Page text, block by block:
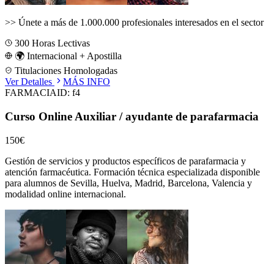
>> Únete a más de 1.000.000 profesionales interesados en el sector
300 Horas Lectivas
🌍 Internacional + Apostilla
Titulaciones Homologadas
Ver Detalles
MÁS INFO
FARMACIAID: f4
Curso Online Auxiliar / ayudante de parafarmacia
150€
Gestión de servicios y productos específicos de parafarmacia y
atención farmacéutica. Formación técnica especializada disponible
para alumnos de Sevilla, Huelva, Madrid, Barcelona, Valencia y
modalidad online internacional.